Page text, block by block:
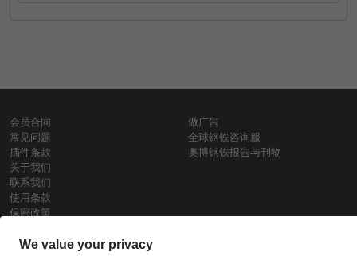
会员合同
常见问题
插件条款
关于我们
联系我们
使用条款
保密政策
做广告
全球钢铁咨询服
奥博钢铁报告与刊物